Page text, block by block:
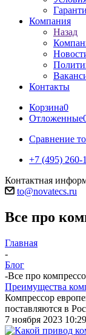
Компания
Назад
Контакты
Корзина0
Отложенные
Сравнение
+7 (495) 260-
Контактная
to@novatecs.ru
Все про
Главная
-
Блог
-Все про
Преимущества
Компрессор
поставляются в
7 ноября 2023 10:29